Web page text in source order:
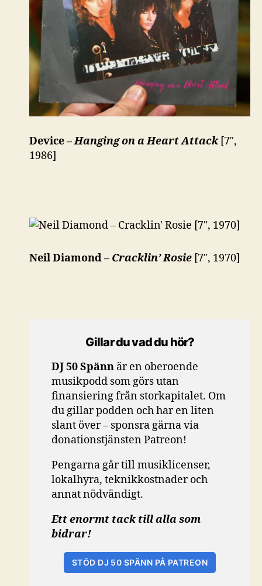
Device –Hanging on a Heart Attack[7″,
1986]
Neil Diamond – Cracklin’ Rosie [7″, 1970]
Gillar du vad du hör?
DJ 50 Spänn är en oberoende
musikpodd som görs utan
finansiering från storkapitalet. Om
du gillar podden och har en liten
slant över – sponsra gärna via
donationstjänsten Patreon!
Pengarna går till musiklicenser,
lokalhyra, teknikkostnader och
annat nödvändigt.
Ett enormt tack till alla som
bidrar!
STÖD DJ 50 SPÄNN PÅ PATREON